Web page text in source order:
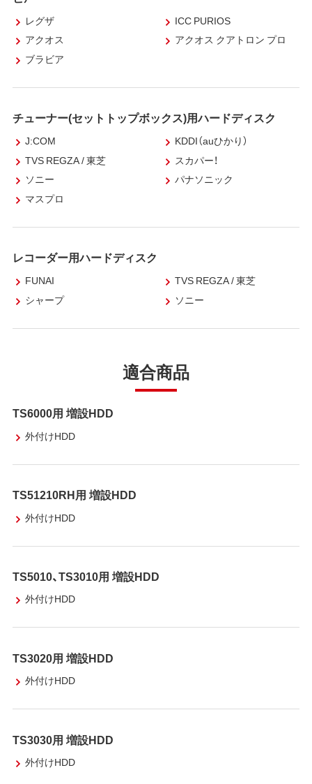
レグザ
ICC PURIOS
アクオス
アクオス クアトロン プロ
ブラビア
チューナー(セットトップボックス)用ハードディスク
J:COM
KDDI（auひかり）
TVS REGZA / 東芝
スカパー！
ソニー
パナソニック
マスプロ
レコーダー用ハードディスク
FUNAI
TVS REGZA / 東芝
シャープ
ソニー
適合商品
TS6000用 増設HDD
外付けHDD
TS51210RH用 増設HDD
外付けHDD
TS5010、TS3010用 増設HDD
外付けHDD
TS3020用 増設HDD
外付けHDD
TS3030用 増設HDD
外付けHDD